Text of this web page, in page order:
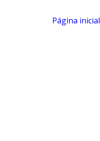
Página inicial